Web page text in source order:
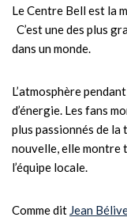
Le Centre Bell est la
C’est une des plus
dan͏s un monde.
L’atmosphère
d’énergie. Les fans
plus passionnés de la
nouvelle, elle͏ montre
l’équi͏pe locale.
Comme di͏t Jean